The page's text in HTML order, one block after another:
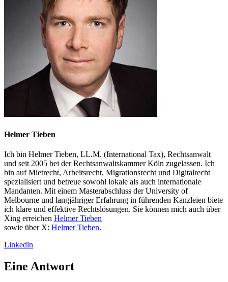
Helmer Tieben
Ich bin Helmer Tieben, LL.M. (International Tax), Rechtsanwalt
und seit 2005 bei der Rechtsanwaltskammer Köln zugelassen. Ich
bin auf Mietrecht, Arbeitsrecht, Migrationsrecht und Digitalrecht
spezialisiert und betreue sowohl lokale als auch internationale
Mandanten. Mit einem Masterabschluss der University of
Melbourne und langjähriger Erfahrung in führenden Kanzleien biete
ich klare und effektive Rechtslösungen. Sie können mich auch über
Xing erreichen Helmer Tieben
sowie über X: Helmer Tieben.
Linkedln
Eine Antwort